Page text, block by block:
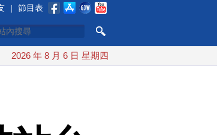
| 節目表
紅海戰火續升溫 也門胡塞武裝稱又襲擊沙特油輪
2026 年 8 月 6 日 星期四